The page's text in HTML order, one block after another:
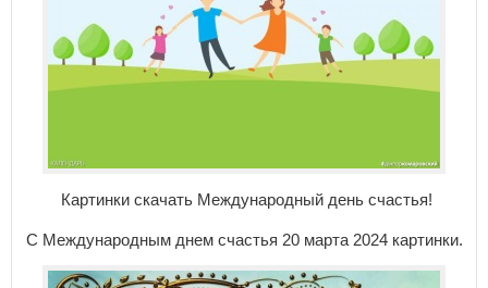
Картинки скачать Международный день счастья!
С Международным днем счастья 20 марта 2024 картинки.